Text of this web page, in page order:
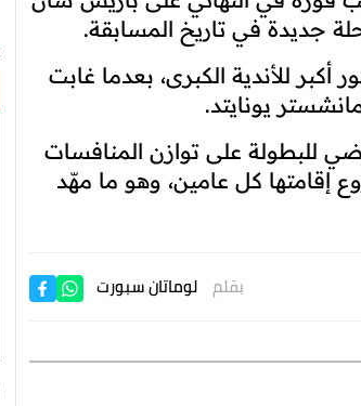
جديدة في تاريخ المسابقة.
للأندية الكبرى، بعدما غابت
يونايتد.
للبطولة على توازن المنافسات
إقامتها كل عامين، وهو ما مهّد
بقلم لوماتان سبورت